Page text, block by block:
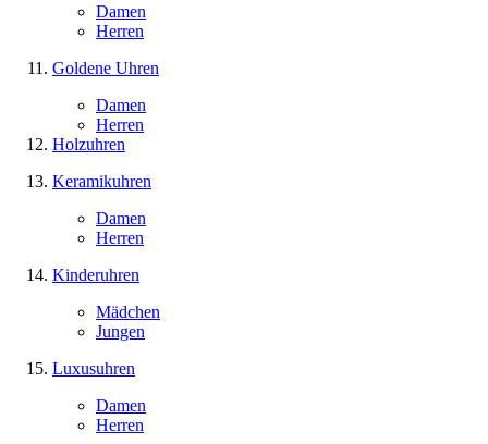
Damen
Herren
Goldene Uhren
Damen
Herren
Holzuhren
Keramikuhren
Damen
Herren
Kinderuhren
Mädchen
Jungen
Luxusuhren
Damen
Herren